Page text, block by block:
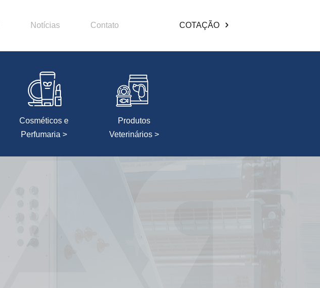
Notícias Contato COTAÇÃO
Cosméticos e
Perfumaria >
Produtos
Veterinários >